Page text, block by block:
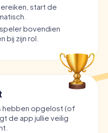
start de
bovendien
bij zijn rol.
hebben opgelost (of
de app jullie veilig